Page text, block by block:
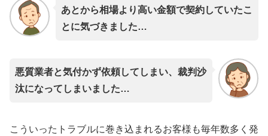
あとから相場より高い金額で契約していたこ
とに気づきました…
悪質業者と気付かず依頼してしまい、裁判沙
汰になってしまいました…
こういったトラブルに巻き込まれるお客様も毎年数多く発